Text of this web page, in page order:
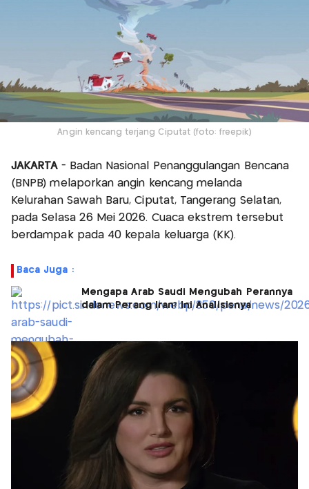
Angin kencang terjang Ciputat (foto: freepik)
JAKARTA- Badan Nasional Penanggulangan Bencana
(BNPB) melaporkan angin kencang melanda
Kelurahan Sawah Baru, Ciputat, Tangerang Selatan,
pada Selasa 26 Mei 2026. Cuaca ekstrem tersebut
berdampak pada 40 kepala keluarga (KK).
Baca Juga :
Mengapa Arab Saudi Mengubah Perannya
dalam Perang Iran? Ini Analisisnya